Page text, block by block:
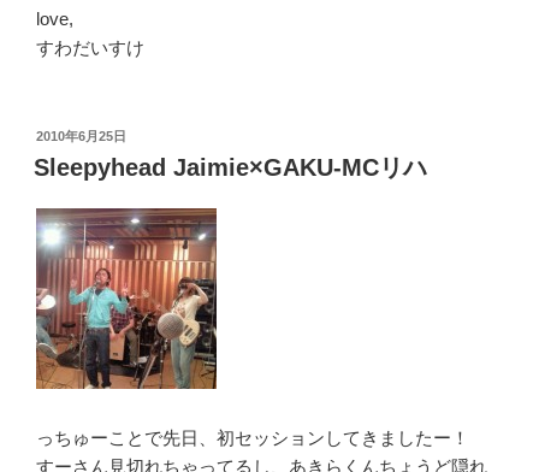
love,
すわだいすけ
投
稿
日:
2010年6月25日
Sleepyhead Jaimie×GAKU-MCリハ
っちゅーことで先日、初セッションしてきましたー！
すーさん見切れちゃってるし、あきらくんちょうど隠れ